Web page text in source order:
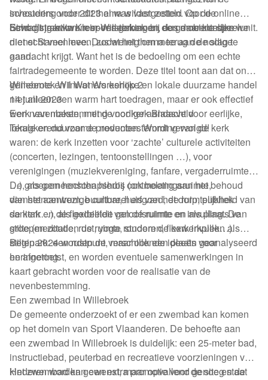
investering voor 2023 al was vastgesteld voor de
Schoolstraat in Klein-Willebroek en een mobiele speelunit.
schouders onder dit thema wilden zetten. Op de online
bevraging kwam respons gekomen, dus daar konden we
niet echt veel mee. Dus weinig om mee aan de slag te
gaan.
Eind dit jaar kwam er versterking bij de gemeentelijke
dienst Samenleven, zodat het thema terug de nodige
aandacht krijgt. Want het is de bedoeling om een echte
fairtradegemeente te worden. Deze titel toont aan dat onze
gemeente en inwoners eerlijke en lokale duurzame handel
niet alleen een warm hart toedragen, maar er ook effectief
werk van maken, met de nodige aandacht voor eerlijke,
lokale en duurzame producten. Wordt vervolgd!
Willebroek Wil Wat Workshop 2
14 juni 2023
Een nevenbestemming voor kerk Blaasveld
Terugkerend voor de nevenbestemming van de kerk
waren: de kerk inzetten voor ‘zachte’ culturele activiteiten
(concerten, lezingen, tentoonstellingen …), voor
verenigingen (muziekvereniging, fanfare, vergaderruimte,
…), als gemeenschapshuis (ontmoetingsruimte,
dienstencentrum, buurtbar, huis van het dorp, publiek
sanitair…), als gedeelde geloofsruimte en als plaats van
stilte (meditatie, rust, yoga, studeren, flexwerkplek…).
De groepen hechten hierbij ook belang aan het behoud
van het aanwezige cultureel erfgoed, de ruimtelijkheid van
de kerk en de flexibiliteit van de ruimte en invulling. De
groepen zouden de ruimte rondom de kerk invullen als
stiltepark: een rustpunt, maar ook een plaats voor
herinnering.
Begin 2024 worden de verschillende ideeën geanalyseerd
en afgetoetst, en worden eventuele samenwerkingen in
kaart gebracht worden voor de realisatie van de
nevenbestemming.
Een zwembad in Willebroek
De gemeente onderzoekt of er een zwembad kan komen
op het domein van Sport Vlaanderen. De behoefte aan
een zwembad in Willebroek is duidelijk: een 25-meter bad,
instructiebad, peuterbad en recreatieve voorzieningen voor
kinderen worden gewenst, maar opvallend genoeg staat
Het zwembad kan een extra promotie voor de site en de